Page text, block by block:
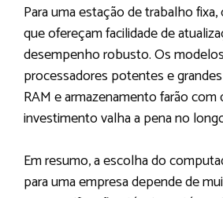
Para uma estação de trabalho
que ofereçam facilidade de
desempenho robusto. Os
processadores potentes e
RAM e armazenamento farão com
investimento valha a pena no
Em resumo, a escolha do
para uma empresa depende de